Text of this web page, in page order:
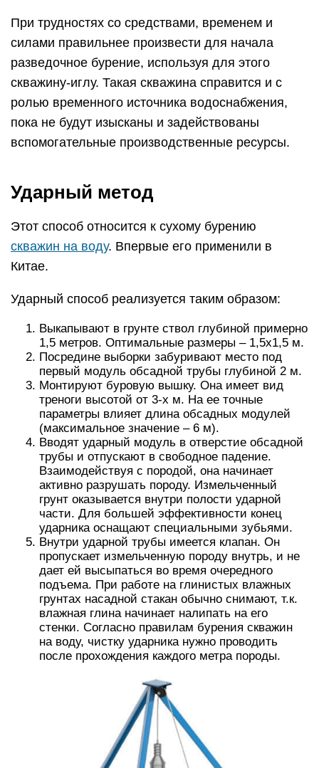
При трудностях со средствами, временем и
силами правильнее произвести для начала
разведочное бурение, используя для этого
скважину-иглу. Такая скважина справится и с
ролью временного источника водоснабжения,
пока не будут изысканы и задействованы
вспомогательные производственные ресурсы.
Ударный метод
Этот способ относится к сухому бурению
скважин на воду. Впервые его применили в
Китае.
Ударный способ реализуется таким образом:
Выкапывают в грунте ствол глубиной примерно
1,5 метров. Оптимальные размеры – 1,5х1,5 м.
Посредине выборки забуривают место под
первый модуль обсадной трубы глубиной 2 м.
Монтируют буровую вышку. Она имеет вид
треноги высотой от 3-х м. На ее точные
параметры влияет длина обсадных модулей
(максимальное значение – 6 м).
Вводят ударный модуль в отверстие обсадной
трубы и отпускают в свободное падение.
Взаимодействуя с породой, она начинает
активно разрушать породу. Измельченный
грунт оказывается внутри полости ударной
части. Для большей эффективности конец
ударника оснащают специальными зубьями.
Внутри ударной трубы имеется клапан. Он
пропускает измельченную породу внутрь, и не
дает ей высыпаться во время очередного
подъема. При работе на глинистых влажных
грунтах насадной стакан обычно снимают, т.к.
влажная глина начинает налипать на его
стенки. Согласно правилам бурения скважин
на воду, чистку ударника нужно проводить
после прохождения каждого метра породы.